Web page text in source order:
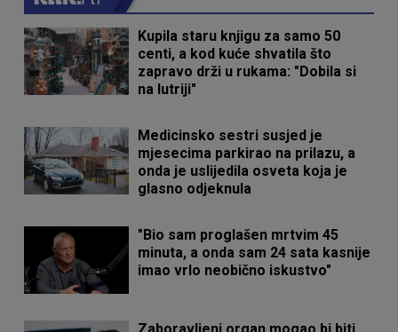
Kupila staru knjigu za samo 50
centi, a kod kuće shvatila što
zapravo drži u rukama: "Dobila si
na lutriji"
Medicinsko sestri susjed je
mjesecima parkirao na prilazu, a
onda je uslijedila osveta koja je
glasno odjeknula
"Bio sam proglašen mrtvim 45
minuta, a onda sam 24 sata kasnije
imao vrlo neobično iskustvo"